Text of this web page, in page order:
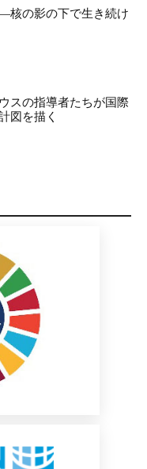
核の影の下で生き続け
スの指導者たちが国際
図を描く